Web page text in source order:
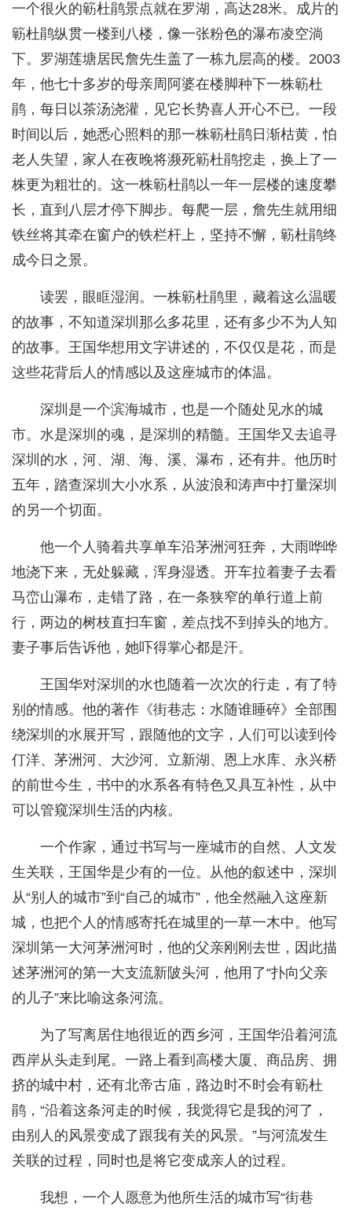
一个很火的簕杜鹃景点就在罗湖，高达28米。成片的
簕杜鹃纵贯一楼到八楼，像一张粉色的瀑布凌空淌
下。罗湖莲塘居民詹先生盖了一栋九层高的楼。2003
年，他七十多岁的母亲周阿婆在楼脚种下一株簕杜
鹃，每日以茶汤浇灌，见它长势喜人开心不已。一段
时间以后，她悉心照料的那一株簕杜鹃日渐枯黄，怕
老人失望，家人在夜晚将濒死簕杜鹃挖走，换上了一
株更为粗壮的。这一株簕杜鹃以一年一层楼的速度攀
长，直到八层才停下脚步。每爬一层，詹先生就用细
铁丝将其牵在窗户的铁栏杆上，坚持不懈，簕杜鹃终
成今日之景。
读罢，眼眶湿润。一株簕杜鹃里，藏着这么温暖
的故事，不知道深圳那么多花里，还有多少不为人知
的故事。王国华想用文字讲述的，不仅仅是花，而是
这些花背后人的情感以及这座城市的体温。
深圳是一个滨海城市，也是一个随处见水的城
市。水是深圳的魂，是深圳的精髓。王国华又去追寻
深圳的水，河、湖、海、溪、瀑布，还有井。他历时
五年，踏查深圳大小水系，从波浪和涛声中打量深圳
的另一个切面。
他一个人骑着共享单车沿茅洲河狂奔，大雨哗哗
地浇下来，无处躲藏，浑身湿透。开车拉着妻子去看
马峦山瀑布，走错了路，在一条狭窄的单行道上前
行，两边的树枝直扫车窗，差点找不到掉头的地方。
妻子事后告诉他，她吓得掌心都是汗。
王国华对深圳的水也随着一次次的行走，有了特
别的情感。他的著作《街巷志：水随谁睡碎》全部围
绕深圳的水展开写，跟随他的文字，人们可以读到伶
仃洋、茅洲河、大沙河、立新湖、恩上水库、永兴桥
的前世今生，书中的水系各有特色又具互补性，从中
可以管窥深圳生活的内核。
一个作家，通过书写与一座城市的自然、人文发
生关联，王国华是少有的一位。从他的叙述中，深圳
从“别人的城市”到“自己的城市”，他全然融入这座新
城，也把个人的情感寄托在城里的一草一木中。他写
深圳第一大河茅洲河时，他的父亲刚刚去世，因此描
述茅洲河的第一大支流新陂头河，他用了“扑向父亲
的儿子”来比喻这条河流。
为了写离居住地很近的西乡河，王国华沿着河流
西岸从头走到尾。一路上看到高楼大厦、商品房、拥
挤的城中村，还有北帝古庙，路边时不时会有簕杜
鹃，“沿着这条河走的时候，我觉得它是我的河了，
由别人的风景变成了跟我有关的风景。”与河流发生
关联的过程，同时也是将它变成亲人的过程。
我想，一个人愿意为他所生活的城市写“街巷